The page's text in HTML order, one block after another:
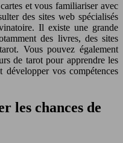
et vous familiariser avec
des sites web spécialisés
Il existe une grande
des livres, des sites
Vous pouvez également
de tarot pour apprendre les
développer vos compétences
les chances de